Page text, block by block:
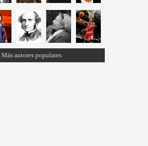
Más autores populares